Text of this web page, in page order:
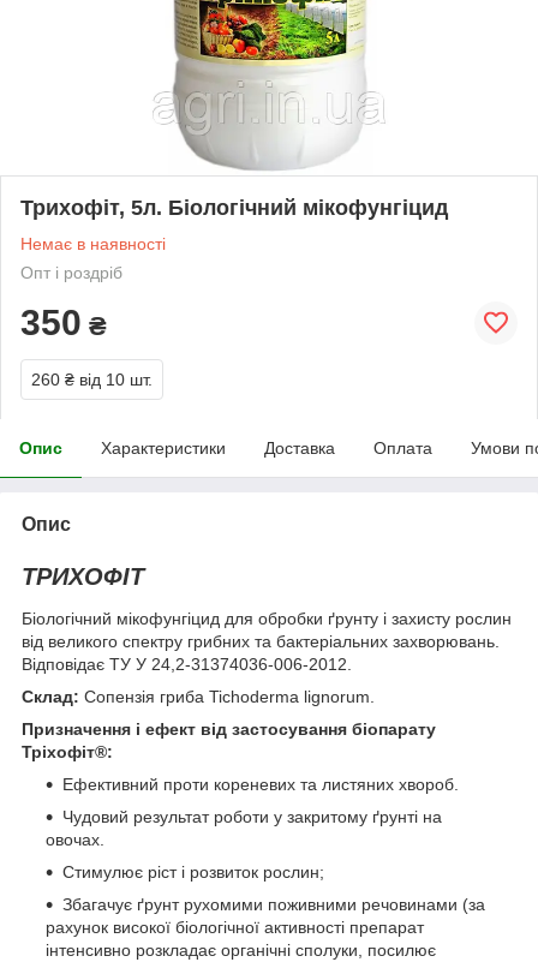
Трихофіт, 5л. Біологічний мікофунгіцид
Немає в наявності
Опт і роздріб
350 ₴
260 ₴ від 10 шт.
Опис Характеристики Доставка Оплата Умови
Опис
ТРИХОФІТ
Біологічний мікофунгіцид для обробки ґрунту і захисту рослин
від великого спектру грибних та бактеріальних захворювань.
Відповідає ТУ У 24,2-31374036-006-2012.
Склад: Сопензія гриба Tichoderma lignorum.
Призначення і ефект від застосування біопарату
Тріхофіт®:
Ефективний проти кореневих та листяних хвороб.
Чудовий результат роботи у закритому ґрунті на
овочах.
Стимулює ріст і розвиток рослин;
Збагачує ґрунт рухомими поживними речовинами (за
рахунок високої біологічної активності препарат
інтенсивно розкладає органічні сполуки, посилює